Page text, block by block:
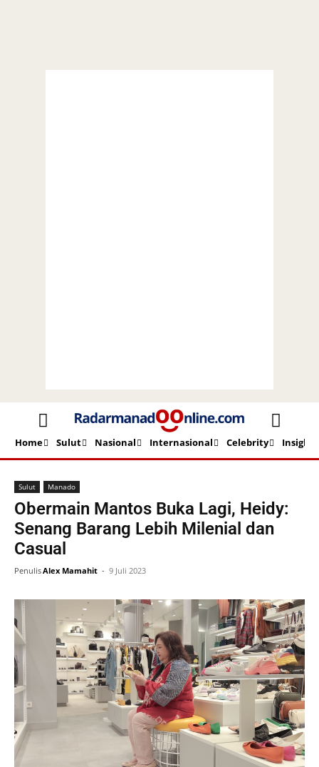
Home Sulut Nasional Internasional Celebrity Insight
Beranda Sulut Manado
Sulut Manado
Obermain Mantos Buka Lagi, Heidy:
Senang Barang Lebih Milenial dan
Casual
PenulisAlex Mamahit - 9 Juli 2023